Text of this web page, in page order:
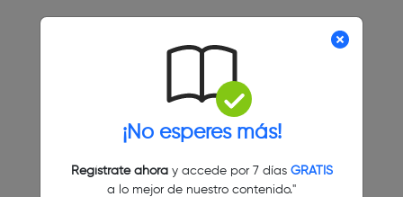
¡No esperes más!
Regístrate ahoray accede por 7 días GRATIS
a lo mejor de nuestro contenido."